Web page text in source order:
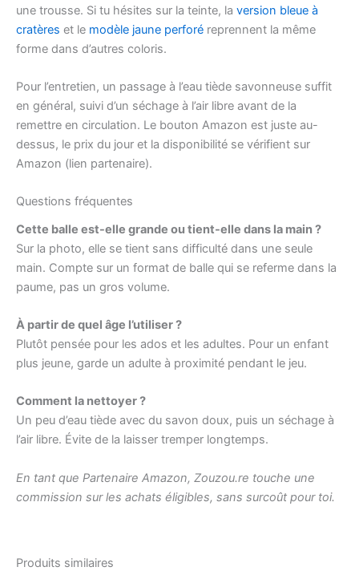
une trousse. Si tu hésites sur la teinte, la version bleue à
cratères et le modèle jaune perforé reprennent la même
forme dans d’autres coloris.
Pour l’entretien, un passage à l’eau tiède savonneuse suffit
en général, suivi d’un séchage à l’air libre avant de la
remettre en circulation. Le bouton Amazon est juste au-
dessus, le prix du jour et la disponibilité se vérifient sur
Amazon (lien partenaire).
Questions fréquentes
Cette balle est-elle grande ou tient-elle dans la main ?
Sur la photo, elle se tient sans difficulté dans une seule
main. Compte sur un format de balle qui se referme dans la
paume, pas un gros volume.
À partir de quel âge l’utiliser ?
Plutôt pensée pour les ados et les adultes. Pour un enfant
plus jeune, garde un adulte à proximité pendant le jeu.
Comment la nettoyer ?
Un peu d’eau tiède avec du savon doux, puis un séchage à
l’air libre. Évite de la laisser tremper longtemps.
En tant que Partenaire Amazon, Zouzou.re touche une
commission sur les achats éligibles, sans surcoût pour toi.
Produits similaires